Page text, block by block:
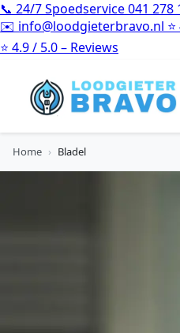
📞 24/7 Spoedservice041 278
✉️ info@loodgieterbravo.nl ⭐
⭐ 4.9 / 5.0 – Reviews
Home › Bladel